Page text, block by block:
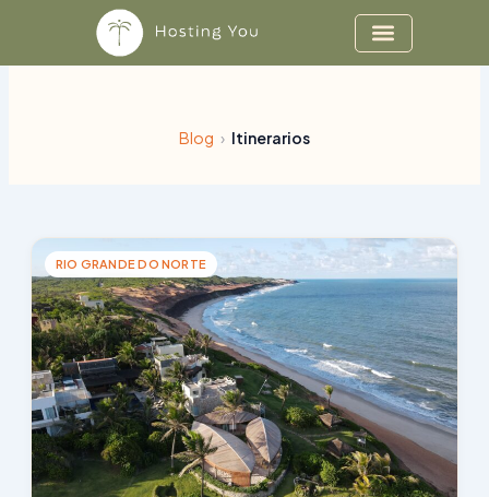
Blog › Itinerarios
RIO GRANDE DO NORTE